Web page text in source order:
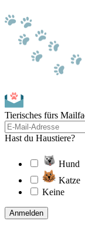
Tierisches fürs
Hast du Haustiere?
Hund
Katze
Keine
Anmelden